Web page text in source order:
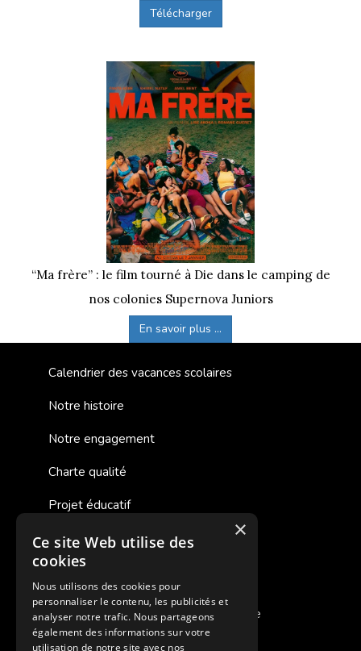
Télécharger
“Ma frère” : le film tourné à Die dans le camping de
nos colonies Supernova Juniors
En savoir plus ...
Calendrier des vacances scolaires
Notre histoire
Notre engagement
Charte qualité
Projet éducatif
Des colonies de vacances inclusives
Assurances annulations
Aides financières pour partir en colonie
Charte de confidentialité
×
Ce site Web utilise des
cookies
Nous utilisons des cookies pour
personnaliser le contenu, les publicités et
analyser notre trafic. Nous partageons
également des informations sur votre
utilisation de notre site avec nos